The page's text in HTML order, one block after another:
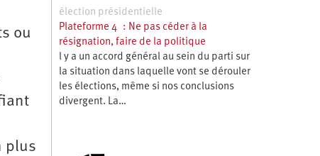
ou
plus
élection présidentielle
Plateforme 4 : Ne pas céder à la
résignation, faire de la politique
l y a un accord général au sein du parti sur
la situation dans laquelle vont se dérouler
les élections, même si nos conclusions
divergent. La…